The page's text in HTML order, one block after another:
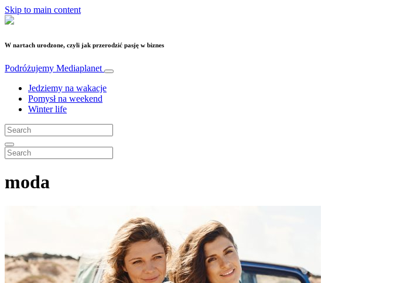
Skip to main content
W nartach urodzone, czyli jak przerodzić pasję w biznes
Podróżujemy Mediaplanet
Jedziemy na wakacje
Pomysł na weekend
Winter life
moda